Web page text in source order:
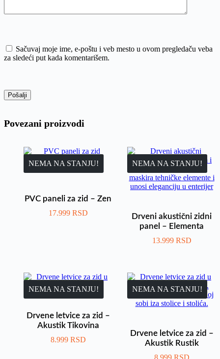
Sačuvaj moje ime, e-poštu i veb mesto u ovom pregledaču veba
za sledeći put kada komentarišem.
Pošalji
Povezani proizvodi
NEMA NA STANJU!
PVC paneli za zid – Zen
17.999 RSD
NEMA NA STANJU!
Drveni akustični zidni
panel – Elementa
13.999 RSD
NEMA NA STANJU!
Drvene letvice za zid –
Akustik Tikovina
8.999 RSD
NEMA NA STANJU!
Drvene letvice za zid –
Akustik Rustik
8.999 RSD